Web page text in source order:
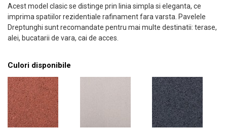
Acest model clasic se distinge prin linia simpla si eleganta, ce
imprima spatiilor rezidentiale rafinament fara varsta. Pavelele
Dreptunghi sunt recomandate pentru mai multe destinatii: terase,
alei, bucatarii de vara, cai de acces.
Culori disponibile